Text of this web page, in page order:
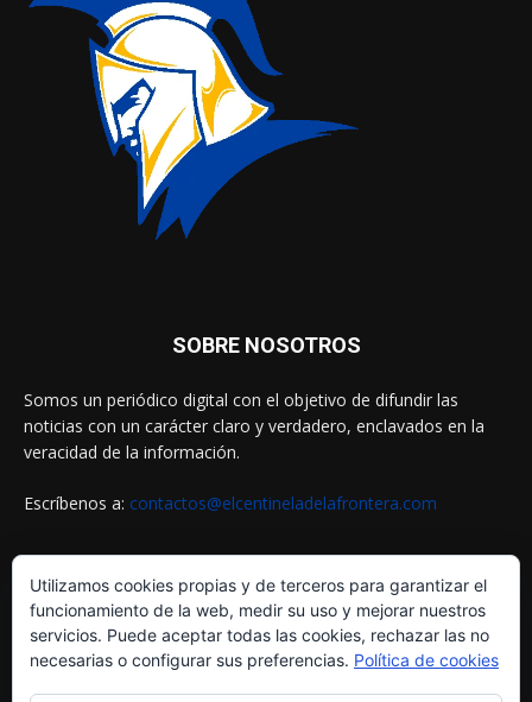
SOBRE NOSOTROS
Somos un periódico digital con el objetivo de difundir las
noticias con un carácter claro y verdadero, enclavados en la
veracidad de la información.
Escríbenos a: contactos@elcentineladelafrontera.com
SIGUENOS EN
Utilizamos cookies propias y de terceros para garantizar el
funcionamiento de la web, medir su uso y mejorar nuestros
servicios. Puede aceptar todas las cookies, rechazar las no
necesarias o configurar sus preferencias. Política de cookies